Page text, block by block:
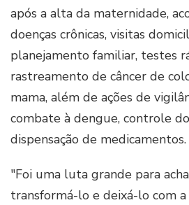
após a alta da maternidade,
doenças crônicas, visitas
planejamento familiar, testes
rastreamento de câncer de
mama, além de ações de
combate à dengue, controle
dispensação de medicamentos.
"Foi uma luta grande para
transformá-lo e deixá-lo com